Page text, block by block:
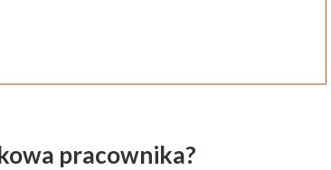
pracownika?